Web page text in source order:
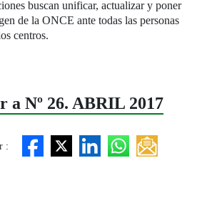
buscan unificar, actualizar y poner
de la ONCE ante todas las personas
centros.
a Nº 26. ABRIL 2017
: